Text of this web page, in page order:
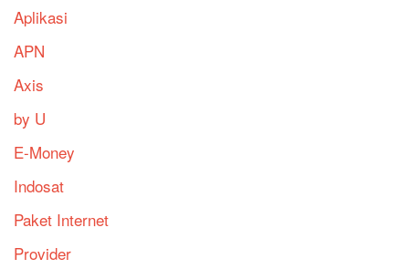
Aplikasi
APN
Axis
by U
E-Money
Indosat
Paket Internet
Provider